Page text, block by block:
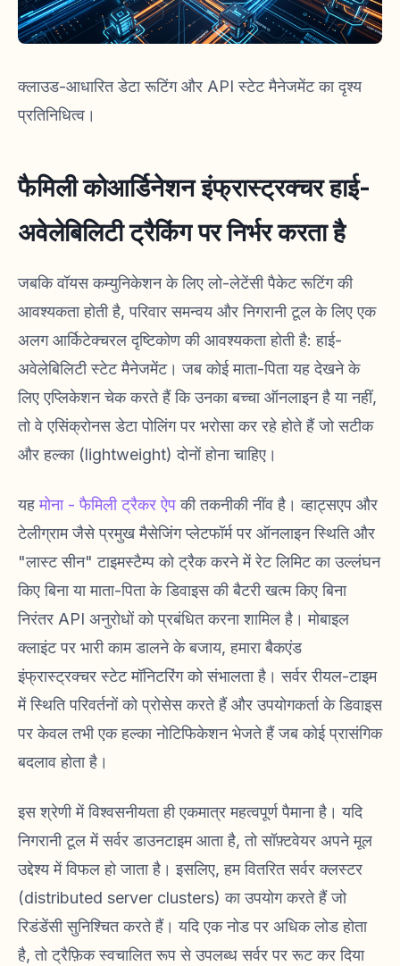
क्लाउड-आधारित डेटा रूटिंग और API स्टेट मैनेजमेंट का दृश्य
प्रतिनिधित्व।
फैमिली कोआर्डिनेशन इंफ्रास्ट्रक्चर हाई-
अवेलेबिलिटी ट्रैकिंग पर निर्भर करता है
जबकि वॉयस कम्युनिकेशन के लिए लो-लेटेंसी पैकेट रूटिंग की
आवश्यकता होती है, परिवार समन्वय और निगरानी टूल के लिए एक
अलग आर्किटेक्चरल दृष्टिकोण की आवश्यकता होती है: हाई-
अवेलेबिलिटी स्टेट मैनेजमेंट। जब कोई माता-पिता यह देखने के
लिए एप्लिकेशन चेक करते हैं कि उनका बच्चा ऑनलाइन है या नहीं,
तो वे एसिंक्रोनस डेटा पोलिंग पर भरोसा कर रहे होते हैं जो सटीक
और हल्का (lightweight) दोनों होना चाहिए।
यहमोना - फैमिली ट्रैकर ऐपकी तकनीकी नींव है। व्हाट्सएप और
टेलीग्राम जैसे प्रमुख मैसेजिंग प्लेटफॉर्म पर ऑनलाइन स्थिति और
"लास्ट सीन" टाइमस्टैम्प को ट्रैक करने में रेट लिमिट का उल्लंघन
किए बिना या माता-पिता के डिवाइस की बैटरी खत्म किए बिना
निरंतर API अनुरोधों को प्रबंधित करना शामिल है। मोबाइल
क्लाइंट पर भारी काम डालने के बजाय, हमारा बैकएंड
इंफ्रास्ट्रक्चर स्टेट मॉनिटरिंग को संभालता है। सर्वर रीयल-टाइम
में स्थिति परिवर्तनों को प्रोसेस करते हैं और उपयोगकर्ता के डिवाइस
पर केवल तभी एक हल्का नोटिफिकेशन भेजते हैं जब कोई प्रासंगिक
बदलाव होता है।
इस श्रेणी में विश्वसनीयता ही एकमात्र महत्वपूर्ण पैमाना है। यदि
निगरानी टूल में सर्वर डाउनटाइम आता है, तो सॉफ़्टवेयर अपने मूल
उद्देश्य में विफल हो जाता है। इसलिए, हम वितरित सर्वर क्लस्टर
(distributed server clusters) का उपयोग करते हैं जो
रिडंडेंसी सुनिश्चित करते हैं। यदि एक नोड पर अधिक लोड होता
है, तो ट्रैफ़िक स्वचालित रूप से उपलब्ध सर्वर पर रूट कर दिया